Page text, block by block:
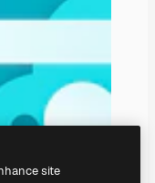
site